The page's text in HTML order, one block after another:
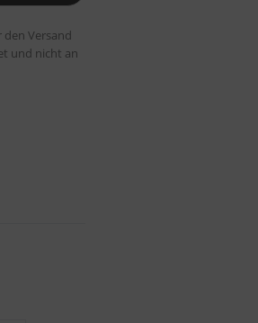
Versand
und nicht an